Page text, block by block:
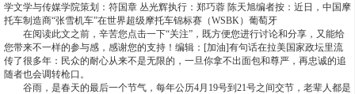
学文学与传媒学院策划：符国章 丛光辉执行：郑巧蓉 陈天旭编者按：近日，中国摩
托车制造商“张雪机车”在世界超级摩托车锦标赛（WSBK）葡萄牙
在阅读此文之前，辛苦您点击一下“关注”，既方便您进行讨论和分享，又能给
您带来不一样的参与感，感谢您的支持！编辑：[加油]有句话在拉美国家政坛里流
传了很多年：民众的耐心从来不是无限的，一旦你拿不出面包和尊严，再忠诚的追
随者也会调转枪口。
谷雨，是春天的最后一个节气，每年公历4月19号到21号之间交节，老辈人都是